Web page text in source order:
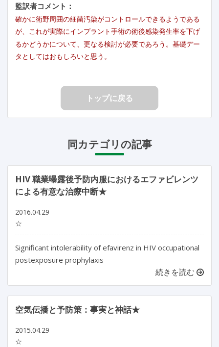
監訳者コメント：
確かに術野周囲の細菌汚染がコントロールできるようである
が、これが実際にインプラント手術の術後感染発生率を下げ
るかどうかについて、更なる検討が必要であろう。基礎デー
タとしてはおもしろいと思う。
トップに戻る
同カテゴリの記事
HIV 職業曝露後予防内服におけるエファビレンツ
による有意な治療中断★
2016.04.29
☆
Significant intolerability of efavirenz in HIV occupational
postexposure prophylaxis
続きを読む
空気伝播と予防策：事実と神話★
2015.04.29
☆